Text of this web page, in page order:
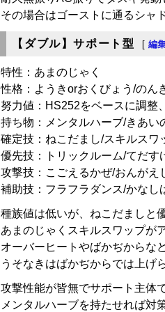
その場合はゴーストに通るシャ
【ダブル】サポート型 [ 編
特性：あまのじゃく
性格：ようきorおくびょう/のん
努力値：HS252をベースに調整
持ち物：メンタルハーブ/きあい
確定技：ねこだまし/スキルスワ
優先技：トリックルーム/てだす
攻撃技：こごえるかぜ/おんがえ
補助技：フラフラダンス/かなし
種族値は低いが、ねこだましと
あまのじゃくスキルスワップが
オーバーヒートやばかぢからな
うそなきはばかぢからでは上げ
攻撃性能が皆無でサポート主体
メンタルハーブを持たせれば対